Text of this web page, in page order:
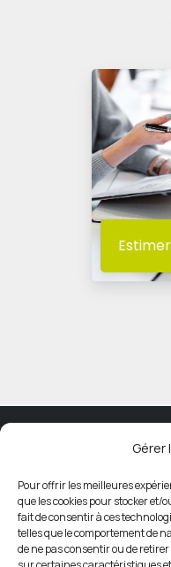
Pour offrir les meilleures
que les cookies pour stocker et/
fait de consentir à ces
telles que le comportement de
de ne pas consentir ou de